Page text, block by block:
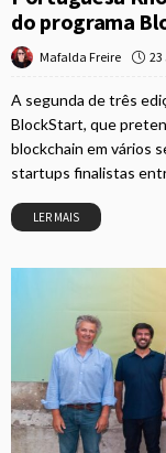
do programa
Mafalda Freire 23
A segunda de três
BlockStart, que
blockchain em vários
startups finalistas
LER MAIS